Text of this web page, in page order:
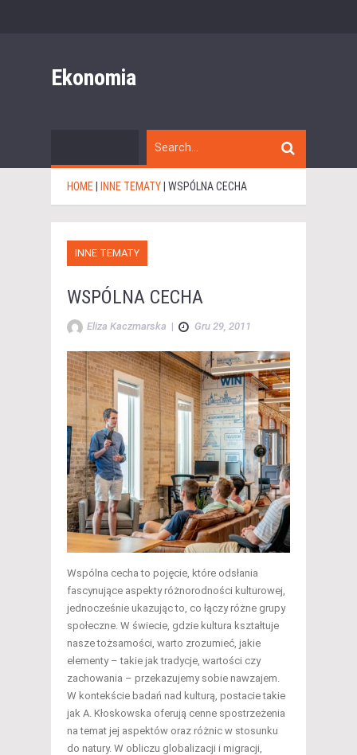
Ekonomia
HOME INNE TEMATY WSPÓLNA CECHA
INNE TEMATY
WSPÓLNA CECHA
Eliza Kaczmarska | Gru 29, 2011
Wspólna cecha to pojęcie, które odsłania
fascynujące aspekty różnorodności kulturowej,
jednocześnie ukazując to, co łączy różne grupy
społeczne. W świecie, gdzie kultura kształtuje
nasze tożsamości, warto zrozumieć, jakie
elementy – takie jak tradycje, wartości czy
zachowania – przekazujemy sobie nawzajem.
W kontekście badań nad kulturą, postacie takie
jak A. Kłoskowska oferują cenne spostrzeżenia
na temat jej aspektów oraz różnic w stosunku
do natury. W obliczu globalizacji i migracji,